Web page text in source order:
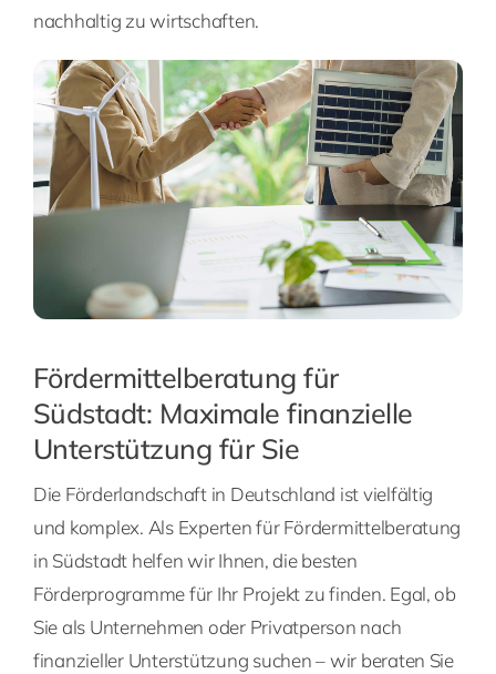
nachhaltig zu wirtschaften.
Fördermittelberatung für
Südstadt: Maximale finanzielle
Unterstützung für Sie
Die Förderlandschaft in Deutschland ist vielfältig
und komplex. Als Experten für Fördermittelberatung
in Südstadt helfen wir Ihnen, die besten
Förderprogramme für Ihr Projekt zu finden. Egal, ob
Sie als Unternehmen oder Privatperson nach
finanzieller Unterstützung suchen – wir beraten Sie